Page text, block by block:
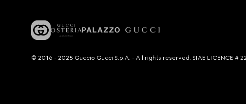
© 2016 - 2025 Guccio Gucci S.p.A. - All rights reserved. SIAE LICENCE #